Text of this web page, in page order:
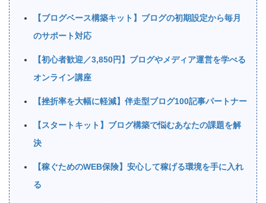
【ブログベース構築キット】ブログの初期設定から毎月
のサポート対応
【初心者歓迎／3,850円】ブログやメディア運営を学べる
オンライン講座
【挫折率を大幅に軽減】伴走型ブログ100記事パートナー
【スタートキット】ブログ構築で悩むあなたの課題を解
決
【稼ぐためのWEB保険】安心して稼げる環境を手に入れ
る